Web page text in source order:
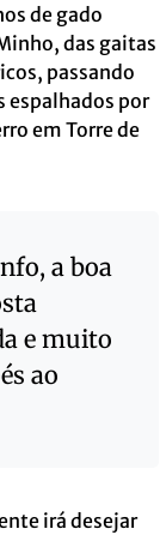
de gado
das gaitas
passando
espalhados por
em Torre de
a boa
e muito
ao
irá desejar